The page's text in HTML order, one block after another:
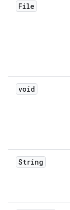
File
void
String